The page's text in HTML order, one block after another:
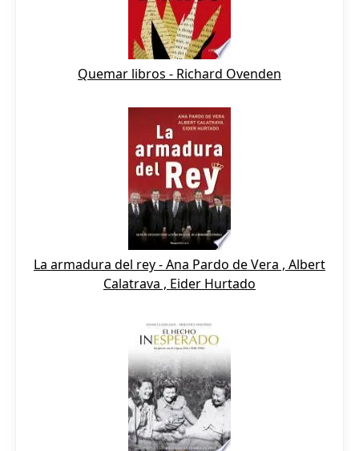
Quemar libros - Richard Ovenden
La armadura del rey - Ana Pardo de Vera , Albert
Calatrava , Eider Hurtado